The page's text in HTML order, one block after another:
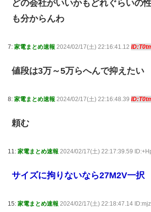
どの会社がいいかもどれぐらいの
も分からんわ
7: 家電まとめ速報 2024/02/17(土) 22:16:41.12
値段は3万～5万らへんで抑えたい
8: 家電まとめ速報 2024/02/17(土) 22:16:48.39
頼む
11: 家電まとめ速報 2024/02/17(土) 22:17:39.59
サイズに拘りないなら27M2V一択
15: 家電まとめ速報 2024/02/17(土) 22:18:47.14